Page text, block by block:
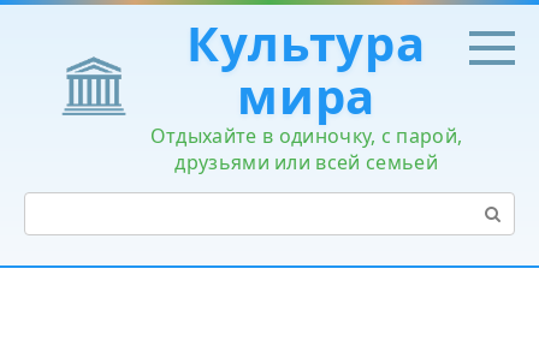
Перейти
контенту
Культура
мира
Отдыхайте в одиночку, с парой,
друзьями или всей семьей
Поиск: